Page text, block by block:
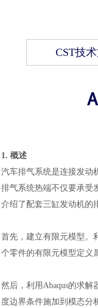
CST技
1. 概述
汽车排气系统是连接发动
排气系统热端不仅要承受
介绍了配套三缸发动机的
首先，建立有限元模型。
个零件的有限元模型定义
然后，利用Abaqus的求
度边界条件施加到模态分